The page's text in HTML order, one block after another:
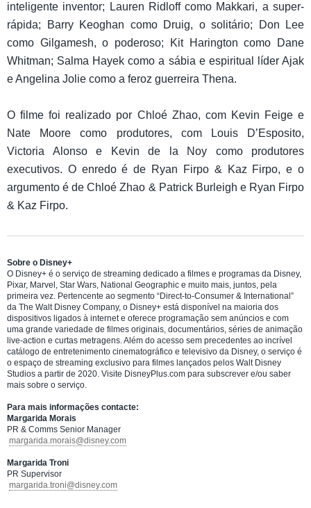
inteligente inventor; Lauren Ridloff como Makkari, a super-
rápida; Barry Keoghan como Druig, o solitário; Don Lee
como Gilgamesh, o poderoso; Kit Harington como Dane
Whitman; Salma Hayek como a sábia e espiritual líder Ajak
e Angelina Jolie como a feroz guerreira Thena.
O filme foi realizado por Chloé Zhao, com Kevin Feige e
Nate Moore como produtores, com Louis D’Esposito,
Victoria Alonso e Kevin de la Noy como produtores
executivos. O enredo é de Ryan Firpo & Kaz Firpo, e o
argumento é de Chloé Zhao & Patrick Burleigh e Ryan Firpo
& Kaz Firpo.
Sobre o Disney+
O Disney+ é o serviço de streaming dedicado a filmes e programas da Disney,
Pixar, Marvel, Star Wars, National Geographic e muito mais, juntos, pela
primeira vez. Pertencente ao segmento “Direct-to-Consumer & International”
da The Walt Disney Company, o Disney+ está disponível na maioria dos
dispositivos ligados à internet e oferece programação sem anúncios e com
uma grande variedade de filmes originais, documentários, séries de animação
live-action e curtas metragens. Além do acesso sem precedentes ao incrível
catálogo de entretenimento cinematográfico e televisivo da Disney, o serviço é
o espaço de streaming exclusivo para filmes lançados pelos Walt Disney
Studios a partir de 2020. Visite DisneyPlus.com para subscrever e/ou saber
mais sobre o serviço.
Para mais informações contacte:
Margarida Morais
PR & Comms Senior Manager
margarida.morais@disney.com
Margarida Troni
PR Supervisor
margarida.troni@disney.com